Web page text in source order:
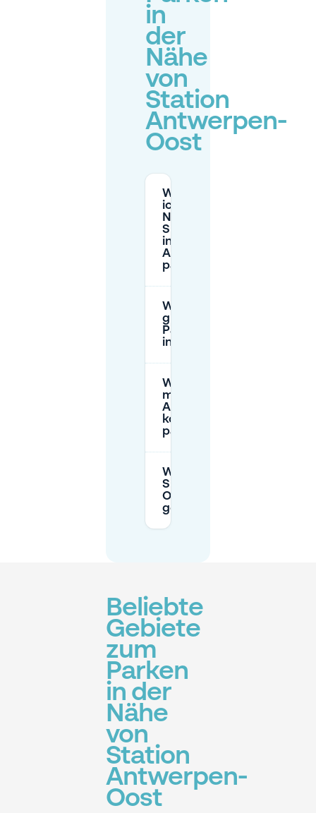
in
der
Nähe
von
Station
Antwerpen-
Oost
Wo kann
ich in der
Nähe von
Spoor Oost
in
Antwerpen
parken?
Was ist die
günstigste
Parkmöglichkeit
in Antwerpen?
Wo kann
man in
Antwerpen
kostenlos
parken?
Wann ist
Spoor
Oost
geöffnet?
Beliebte
Gebiete
zum
Parken
in der
Nähe
von
Station
Antwerpen-
Oost